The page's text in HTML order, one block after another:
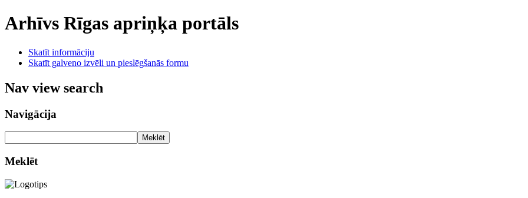
Arhīvs Rīgas apriņķa portāls
Skatīt informāciju
Skatīt galveno izvēli un pieslēgšanās formu
Nav view search
Navigācija
Meklēt
Meklēt